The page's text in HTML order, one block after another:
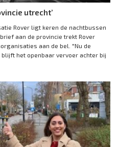
utrecht’
Rover ligt keren de nachtbussen
aan de provincie trekt Rover
aan de bel. "Nu de
het openbaar vervoer achter bij